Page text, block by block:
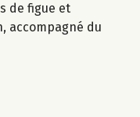
de figue et
accompagné du